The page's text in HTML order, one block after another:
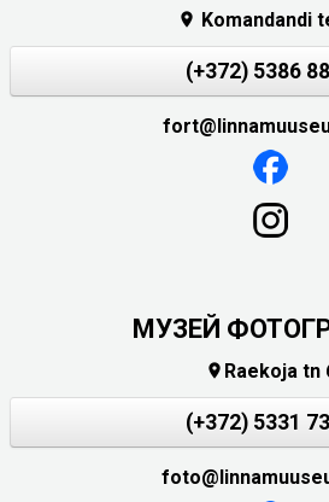
 Komandandi
(+372) 5386
МУЗЕЙ
 Raekoja tn
(+372) 5331